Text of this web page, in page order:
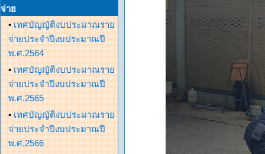
จ่าย
• เทศบัญญัติงบประมาณราย
จ่ายประจำปีงบประมาณปี
พ.ศ.2564
• เทศบัญญัติงบประมาณราย
จ่ายประจำปีงบประมาณปี
พ.ศ.2565
• เทศบัญญัติงบประมาณราย
จ่ายประจำปีงบประมาณปี
พ.ศ.2566